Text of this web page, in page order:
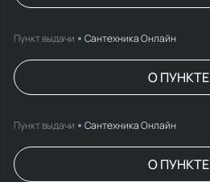
Пункт выдачи Сантехника Онлайн
О ПУНКТЕ
Пункт выдачи Сантехника Онлайн
О ПУНКТЕ